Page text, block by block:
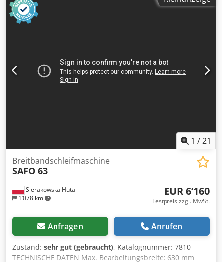
Schleifbreite: 635 mm – max. Werkstückstärke: 133 mm –
min. Werkstückstärke: 0,8 mm – min. Werkstücklänge: 230
mm – Schleifwalzen: 2 x ø 152 x 635 mm –
Maschinenabmessungen (L/B/H): 110 / 110 / 110 cm –
Gewicht: 332 kg
1 /21
Sierakowska Huta
1’078 km
Breitbandschleifmaschine
SAFO 63
EUR 6’160
Festpreis zzgl. MwSt.
Anfragen Anrufen
Zustand: sehr gut (gebraucht), Katalognummer: 7810
TECHNISCHE DATEN Max. Bearbeitungsbreite: 630 mm